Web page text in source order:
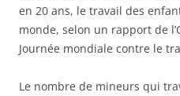
en 20 ans, le travail des
monde, selon un rapport de
Journée mondiale contre le
Le nombre de mineurs qui